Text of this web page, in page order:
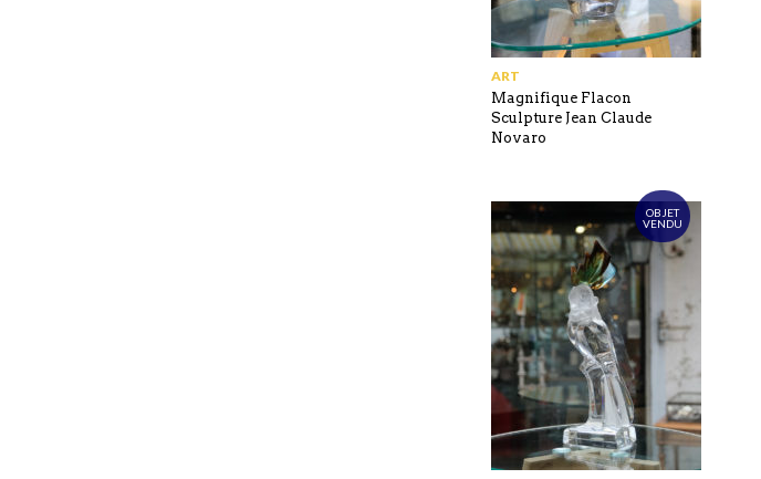
ART
Magnifique Flacon
Sculpture Jean Claude
Novaro
OBJET
VENDU